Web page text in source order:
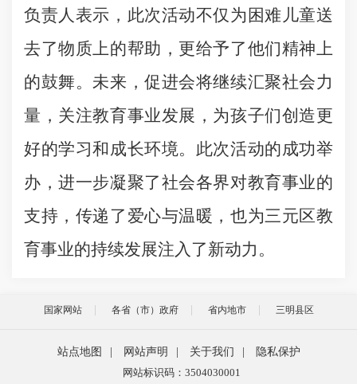
负责人表示，此次活动不仅为困难儿童送
去了物质上的帮助，更给予了他们精神上
的鼓舞。未来，促进会将继续汇聚社会力
量，关注教育事业发展，为孩子们创造更
好的学习和成长环境。此次活动的成功举
办，进一步凝聚了社会各界对教育事业的
支持，传递了爱心与温暖，也为三元区教
育事业的持续发展注入了新动力。
国家网站 各省（市）政府 省内地市 三明县区
站点地图 网站声明 关于我们
隐私保护
网站标识码：3504030001